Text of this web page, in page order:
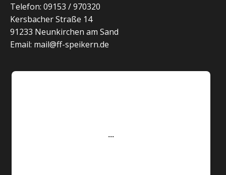
Telefon: 09153 / 970320
Kersbacher Straße 14
91233 Neunkirchen am Sand
Email: mail@ff-speikern.de